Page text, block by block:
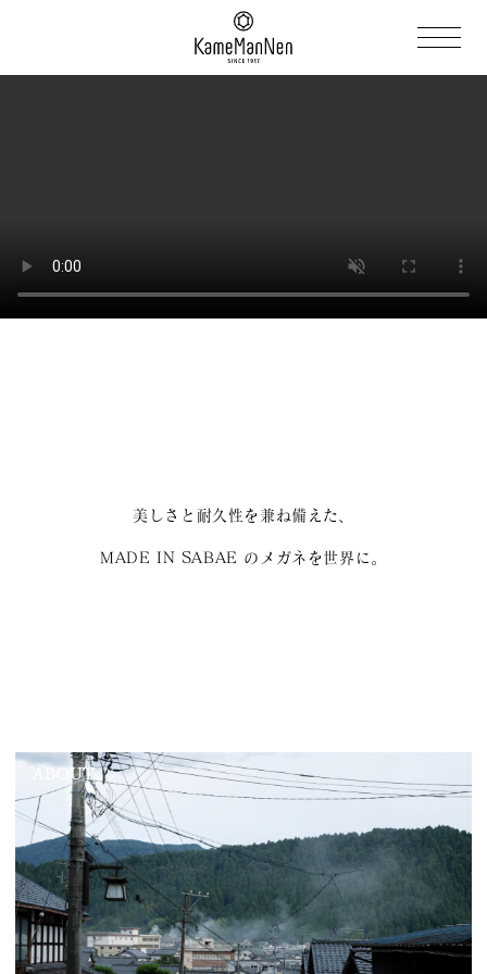
美しさと耐久性を兼ね備えた、
MADE IN SABAE のメガネを世界に。
ABOUT